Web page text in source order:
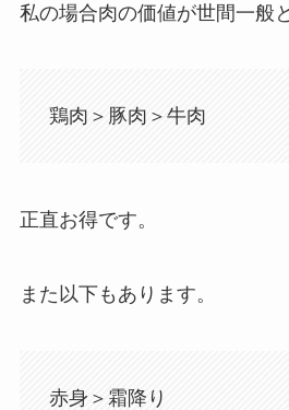
私の場合肉の価値が世間一般
鶏肉＞豚肉＞牛肉
正直お得です。
また以下もあります。
赤身＞霜降り